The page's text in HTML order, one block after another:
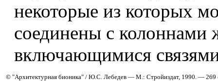
некоторые из которых
соединены с колоннами
включающимися
© "Архитектурная бионика" / Ю.С. Лебедев — М.: Стройиздат, 1990. — 269